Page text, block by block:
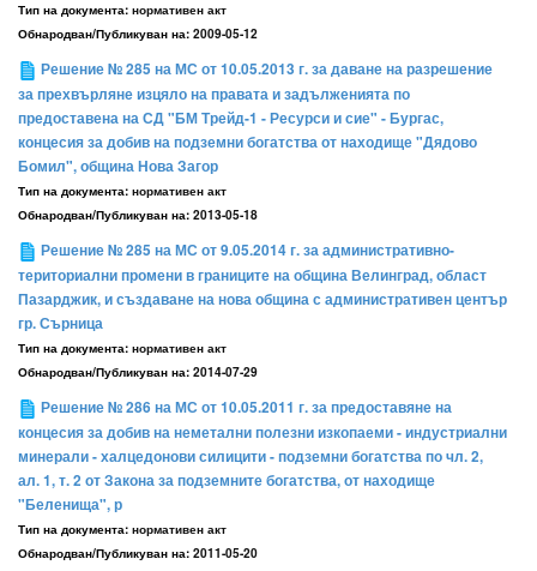
Тип на документа: нормативен акт
Обнародван/Публикуван на: 2009-05-12
Решение № 285 на МС от 10.05.2013 г. за даване на разрешение
за прехвърляне изцяло на правата и задълженията по
предоставена на СД "БМ Трейд-1 - Ресурси и сие" - Бургас,
концесия за добив на подземни богатства от находище "Дядово
Бомил", община Нова Загор
Тип на документа: нормативен акт
Обнародван/Публикуван на: 2013-05-18
Решение № 285 на МС от 9.05.2014 г. за административно-
териториални промени в границите на община Велинград, област
Пазарджик, и създаване на нова община с административен център
гр. Сърница
Тип на документа: нормативен акт
Обнародван/Публикуван на: 2014-07-29
Решение № 286 на МС от 10.05.2011 г. за предоставяне на
концесия за добив на неметални полезни изкопаеми - индустриални
минерали - халцедонови силицити - подземни богатства по чл. 2,
ал. 1, т. 2 от Закона за подземните богатства, от находище
"Беленища", р
Тип на документа: нормативен акт
Обнародван/Публикуван на: 2011-05-20